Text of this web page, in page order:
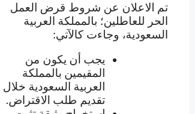
تم الاعلان عن شروط قرض العمل
الحر للعاطلين؛ بالمملكة العربية
السعودية، وجاءت كالآتي:
يجب أن يكون من
المقيمين بالمملكة
العربية السعودية خلال
تقديم طلب الاقتراض.